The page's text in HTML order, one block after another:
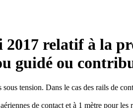
2017 relatif à la
guidé ou
tension. Dans le cas des rails de
de contact et à 1 mètre pour les